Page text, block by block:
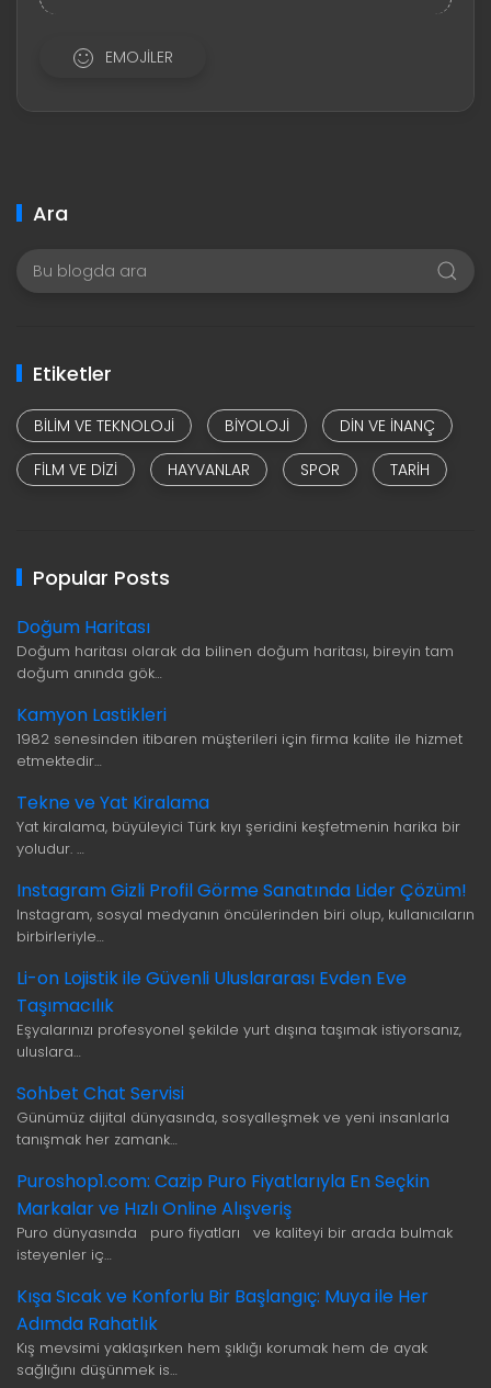
EMOJILER
Ara
Etiketler
BILIM VE TEKNOLOJI BIYOLOJI
DIN VE INANÇ
FILM VE DIZI
HAYVANLAR SPOR TARIH
Popular Posts
Doğum Haritası
Doğum haritası olarak da bilinen doğum haritası, bireyin tam
doğum anında gök…
Kamyon Lastikleri
1982 senesinden itibaren müşterileri için firma kalite ile hizmet
etmektedir…
Tekne ve Yat Kiralama
Yat kiralama, büyüleyici Türk kıyı şeridini keşfetmenin harika bir
yoludur. …
Instagram Gizli Profil Görme Sanatında Lider Çözüm!
Instagram, sosyal medyanın öncülerinden biri olup, kullanıcıların
birbirleriyle…
Li-on Lojistik ile Güvenli Uluslararası Evden Eve
Taşımacılık
Eşyalarınızı profesyonel şekilde yurt dışına taşımak istiyorsanız,
uluslara…
Sohbet Chat Servisi
Günümüz dijital dünyasında, sosyalleşmek ve yeni insanlarla
tanışmak her zamank…
Puroshop1.com: Cazip Puro Fiyatlarıyla En Seçkin
Markalar ve Hızlı Online Alışveriş
Puro dünyasında puro fiyatları ve kaliteyi bir arada bulmak
isteyenler iç…
Kışa Sıcak ve Konforlu Bir Başlangıç: Muya ile Her
Adımda Rahatlık
Kış mevsimi yaklaşırken hem şıklığı korumak hem de ayak
sağlığını düşünmek is…